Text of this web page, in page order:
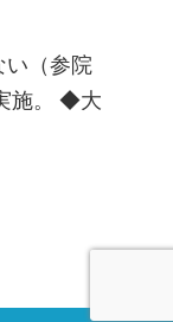
い（参院
施。 ◆大